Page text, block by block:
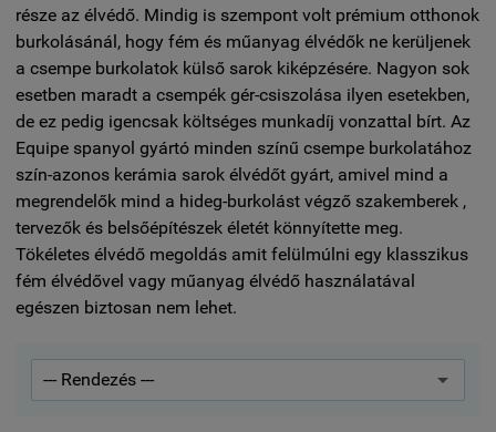
része az élvédő. Mindig is szempont volt prémium otthonok
burkolásánál, hogy fém és műanyag élvédők ne kerüljenek
a csempe burkolatok külső sarok kiképzésére. Nagyon sok
esetben maradt a csempék gér-csiszolása ilyen esetekben,
de ez pedig igencsak költséges munkadíj vonzattal bírt. Az
Equipe spanyol gyártó minden színű csempe burkolatához
szín-azonos kerámia sarok élvédőt gyárt, amivel mind a
megrendelők mind a hideg-burkolást végző szakemberek ,
tervezők és belsőépítészek életét könnyítette meg.
Tökéletes élvédő megoldás amit felülmúlni egy klasszikus
fém élvédővel vagy műanyag élvédő használatával
egészen biztosan nem lehet.